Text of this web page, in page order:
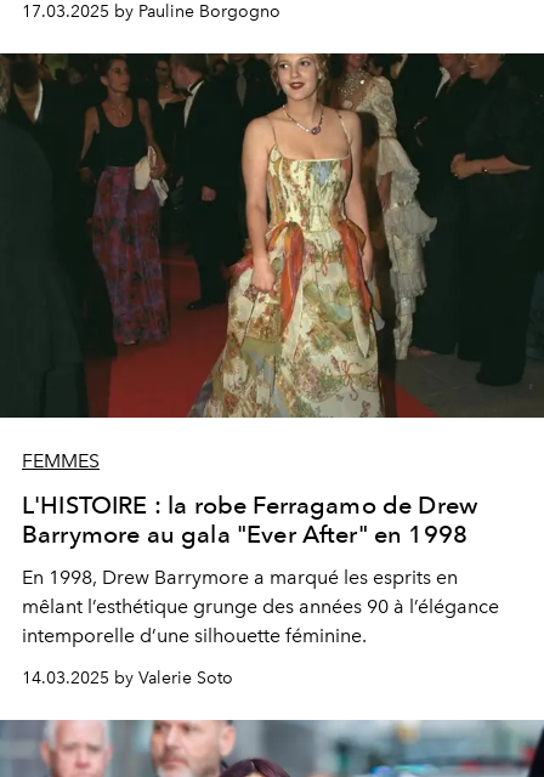
17.03.2025 by Pauline Borgogno
FEMMES
L'HISTOIRE : la robe Ferragamo de Drew
Barrymore au gala "Ever After" en 1998
En 1998, Drew Barrymore a marqué les esprits en
mêlant l’esthétique grunge des années 90 à l’élégance
intemporelle d’une silhouette féminine.
14.03.2025 by Valerie Soto